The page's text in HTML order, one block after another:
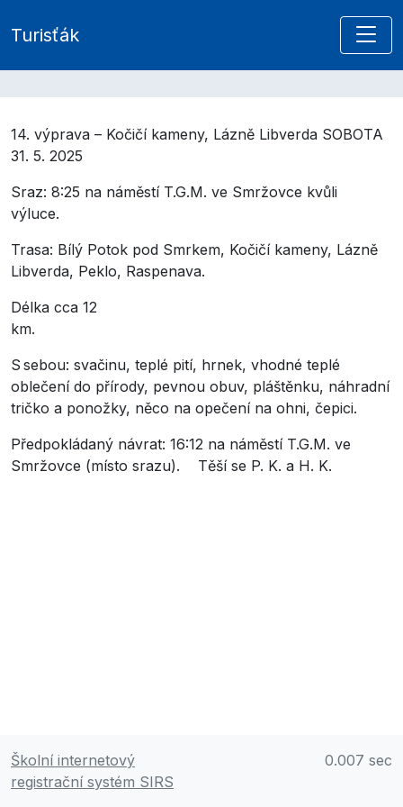
Turisťák
14. výprava – Kočičí kameny, Lázně Libverda SOBOTA
31. 5. 2025
Sraz: 8:25 na náměstí T.G.M. ve Smržovce kvůli
výluce.
Trasa: Bílý Potok pod Smrkem, Kočičí kameny, Lázně
Libverda, Peklo, Raspenava.
Délka cca 12
km.
S sebou: svačinu, teplé pití, hrnek, vhodné teplé
oblečení do přírody, pevnou obuv, pláštěnku, náhradní
tričko a ponožky, něco na opečení na ohni, čepici.
Předpokládaný návrat: 16:12 na náměstí T.G.M. ve
Smržovce (místo srazu). Těší se P. K. a H. K.
Školní internetový
registrační systém SIRS
0.007 sec